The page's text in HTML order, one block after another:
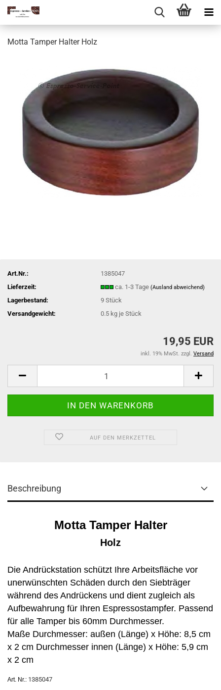
Motta Tamper Halter Holz
Art.Nr.:
1385047
Lieferzeit:
ca. 1-3 Tage(Ausland abweichend)
Lagerbestand: 9Stück
Versandgewicht:
0.5 kg je Stück
19,95 EUR
inkl. 19% MwSt. zzgl. Versand
AUF DEN MERKZETTEL
Beschreibung
Motta Tamper Halter
Holz
Die Andrückstation schützt Ihre Arbeitsfläche vor
unerwünschten Schäden durch den Siebträger
während des Andrückens und dient zugleich als
Aufbewahrung für Ihren Espressostampfer. Passend
für alle Tamper bis 60mm Durchmesser.
Maße Durchmesser: außen (Länge) x Höhe: 8,5 cm
x 2 cm Durchmesser innen (Länge) x Höhe: 5,9 cm
x 2 cm
Art. Nr.: 1385047